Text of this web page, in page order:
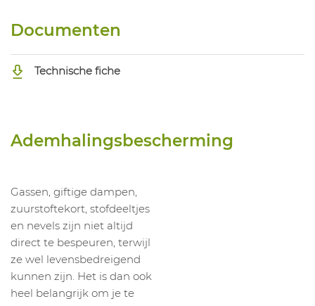
Documenten
Technische fiche
Ademhalingsbescherming
Gassen, giftige dampen,
zuurstoftekort, stofdeeltjes
en nevels zijn niet altijd
direct te bespeuren, terwijl
ze wel levensbedreigend
kunnen zijn. Het is dan ook
heel belangrijk om je te